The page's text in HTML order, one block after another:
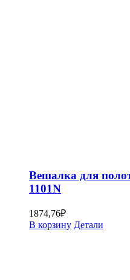
Вешалка для
1101N
1874,76₽
В корзину Детали